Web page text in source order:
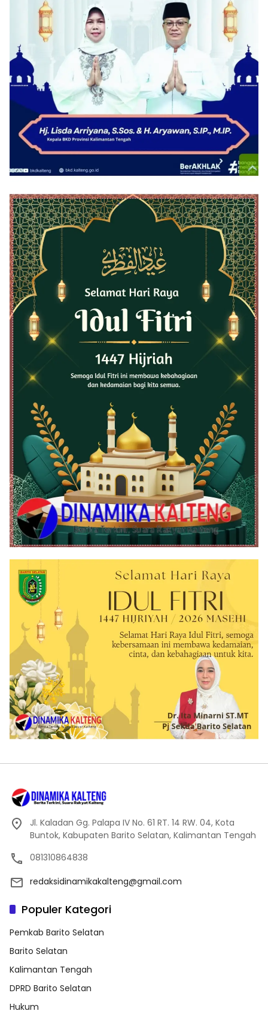
Jl. Kaladan Gg. Palapa IV No. 61 RT. 14 RW. 04, Kota
Buntok, Kabupaten Barito Selatan, Kalimantan Tengah
081310864838
redaksidinamikakalteng@gmail.com
Populer Kategori
Pemkab Barito Selatan
Barito Selatan
Kalimantan Tengah
DPRD Barito Selatan
Hukum